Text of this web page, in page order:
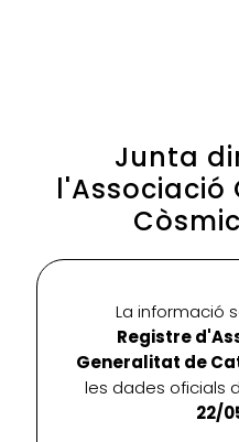
Junta
l'Associació
La informació
Registre
Generalitat de
les dades oficials
22/